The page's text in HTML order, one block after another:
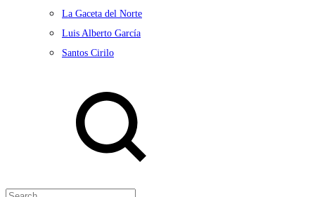
La Gaceta del Norte
Luis Alberto García
Santos Cirilo